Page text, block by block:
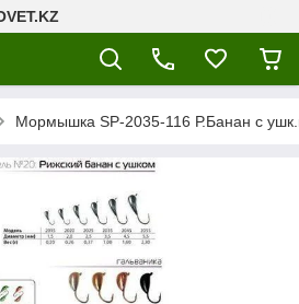
Мормышка SP-2035-116 Р.Банан с